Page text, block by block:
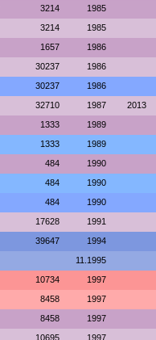
3214 1985
3214 1985
1657 1986
30237 1986
30237 1986
32710 1987 2013
1333 1989
1333 1989
484 1990
484 1990
484 1990
17628 1991
39647 1994
11.1995
10734 1997
8458 1997
8458 1997
10695 1997